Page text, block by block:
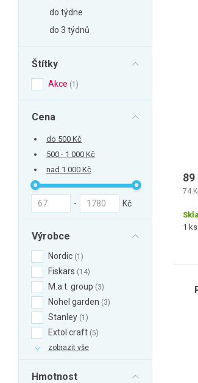
Všechny kategorie
do týdne
do 3 týdnů
Štítky
Akce 1
Cena
do 500 Kč
500 - 1 000 Kč
nad 1 000 Kč
- Kč
Výrobce
Nordic 1
Fiskars 14
M.a.t. group 3
Nohel garden 3
Stanley 1
Extol craft 5
zobrazit vše
Hmotnost
89
74
1 ks